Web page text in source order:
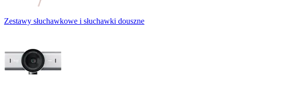
Zestawy słuchawkowe i słuchawki douszne